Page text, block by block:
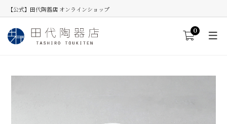
【公式】田代陶器店 オンラインショップ
0